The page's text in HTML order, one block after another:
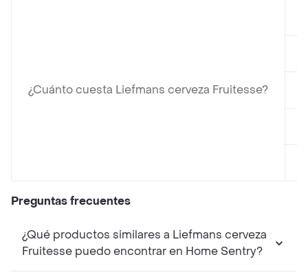
¿Cuánto cuesta Liefmans cerveza Fruitesse?
Preguntas frecuentes
¿Qué productos similares a Liefmans cerveza
Fruitesse puedo encontrar en Home Sentry?